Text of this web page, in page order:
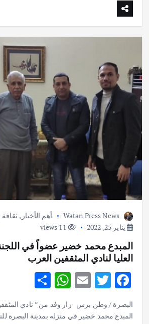
o
k
p
p
Watan Press News أهم الأخبار ,
يناير 25, 2022
المبدع محمد خضير عضواً في
العليا لنادي المثقفين العرب
F
ac
e
T
it
E
m
ai
W
at
S
h
ar
البصرة / وطن برس زار وفد من ” نادي
المبدع محمد خضير في منزله بمدينة البصرة